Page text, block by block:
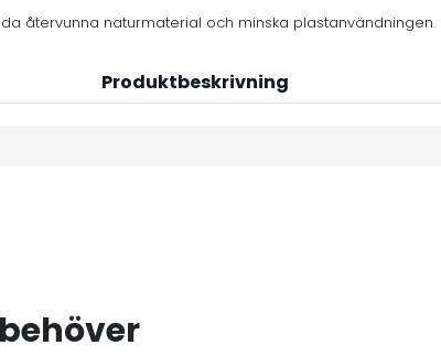
återvunna naturmaterial och minska plastanvändningen.
Produktbeskrivning